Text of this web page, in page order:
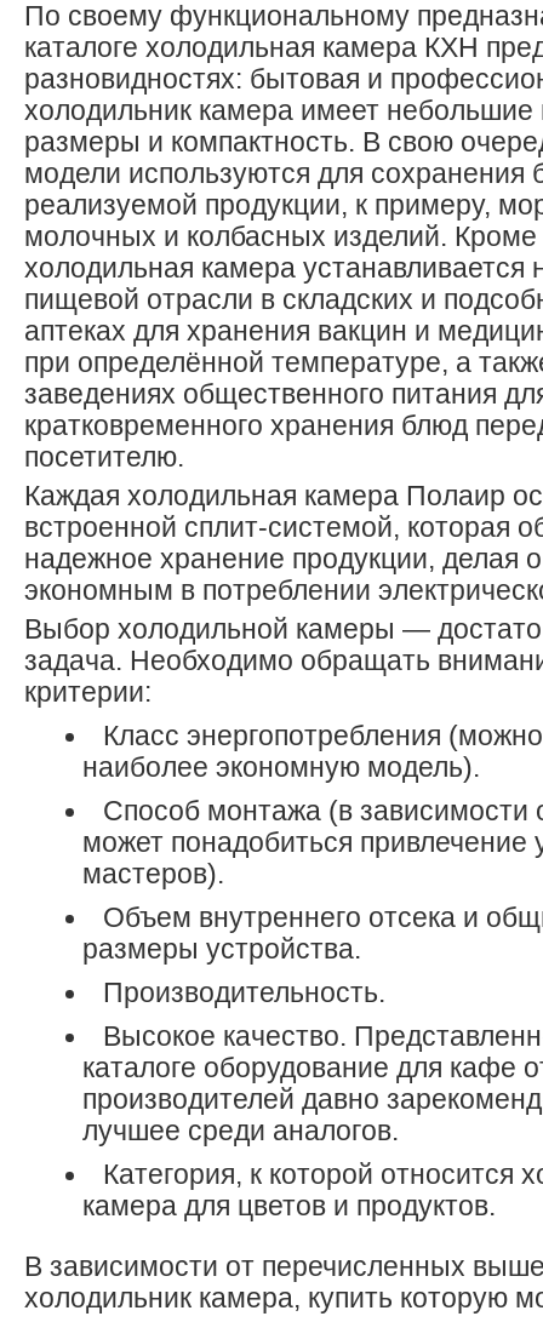
По своему функциональному
каталоге холодильная камера КХН
разновидностях: бытовая и
холодильник камера имеет небольшие
размеры и компактность. В свою
модели используются для сохранения
реализуемой продукции, к примеру,
молочных и колбасных изделий. Кроме
холодильная камера устанавливается
пищевой отрасли в складских и
аптеках для хранения вакцин и
при определённой температуре, а
заведениях общественного питания
кратковременного хранения блюд
посетителю.
Каждая холодильная камера Полаир
встроенной сплит-системой, которая
надежное хранение продукции, делая
экономным в потреблении
Выбор холодильной камеры —
задача. Необходимо обращать
критерии:
Класс энергопотребления
наиболее экономную модель).
Способ монтажа (в зависимости
может понадобиться привлечение
мастеров).
Объем внутреннего отсека и
размеры устройства.
Производительность.
Высокое качество.
каталоге оборудование для кафе
производителей давно
лучшее среди аналогов.
Категория, к которой относится
камера для цветов и продуктов.
В зависимости от перечисленных
холодильник камера, купить которую